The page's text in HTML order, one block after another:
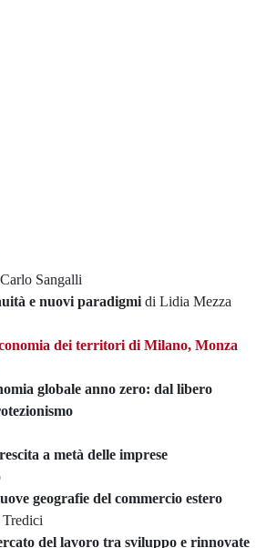
Sangalli
e nuovi paradigmi di Lidia Mezza
dei territori di Milano, Monza
globale anno zero: dal libero
a metà delle imprese
geografie del commercio estero
del lavoro tra sviluppo e rinnovate